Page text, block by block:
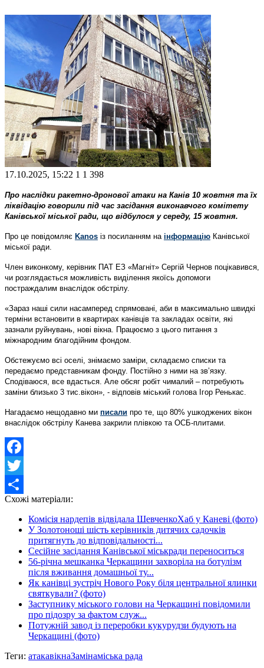
17.10.2025, 15:22 1 1 398
Про наслідки ракетно-дронової атаки на Канів 10 жовтня та їх
ліквідацію говорили під час засідання виконавчого комітету
Канівської міської ради, що відбулося у середу, 15 жовтня.
Про це повідомляє Kanos із посиланням на інформацію Канівської
міської ради.
Член виконкому, керівник ПАТ ЕЗ «Магніт» Сергій Чернов поцікавився,
чи розглядається можливість виділення якоїсь допомоги
постраждалим внаслідок обстрілу.
«Зараз наші сили насамперед спрямовані, аби в максимально швидкі
терміни встановити в квартирах канівців та закладах освіти, які
зазнали руйнувань, нові вікна. Працюємо з цього питання з
міжнародним благодійним фондом.
Обстежуємо всі оселі, знімаємо заміри, складаємо списки та
передаємо представникам фонду. Постійно з ними на зв’язку.
Сподіваюся, все вдасться. Але обсяг робіт чималий – потребують
заміни близько 3 тис.вікон», - відповів міський голова Ігор Ренькас.
Нагадаємо нещодавно ми писали про те, що 80% ушкоджених вікон
внаслідок обстрілу Канева закрили плівкою та ОСБ-плитами.
Facebook
Twitter
Share
Схожі матеріали:
Комісія нардепів відвідала ШевченкоХаб у Каневі (фото)
У Золотоноші шість керівників дитячих садочків
притягнуть до відповідальності...
Сесійне засідання Канівської міськради переноситься
56-річна мешканка Черкащини захворіла на ботулізм
після вживання домашньої ту...
Як канівці зустріч Нового Року біля центральної ялинки
святкували? (фото)
Заступнику міського голови на Черкащині повідомили
про підозру за фактом служ...
Потужній завод із переробки кукурудзи будують на
Черкащині (фото)
Теги: атакавікнаЗамінаміська рада